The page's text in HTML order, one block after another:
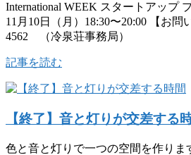
International WEEK スタートアップ
11月10日（月）18:30〜20:00 【お問
4562 （冷泉荘事務局）
記事を読む
【終了】音と灯りが交差する
色と音と灯りで一つの空間を作りま